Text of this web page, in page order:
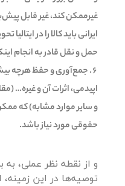
غیرممکن کند، غیر قابل
ایرانی باید کالا را در
حمل و نقل قادر به انجام
جمع‌آوری و حفظ هرچه
اپیدمی، اثرات آن و غیره…
و سایر موارد مشابه) که
حقوقی مورد نیاز باشد.
و از نقطه نظر عملی، به
توصیه‌ها در این